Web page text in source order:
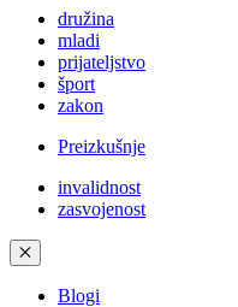
družina
mladi
prijateljstvo
šport
zakon
Preizkušnje
invalidnost
zasvojenost
✕
Blogi